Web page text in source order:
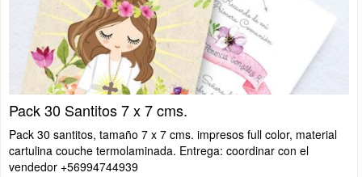
Pack 30 Santitos 7 x 7 cms.
Pack 30 santitos, tamaño 7 x 7 cms. impresos full color, material
cartulina couche termolaminada. Entrega: coordinar con el
vendedor +56994744939